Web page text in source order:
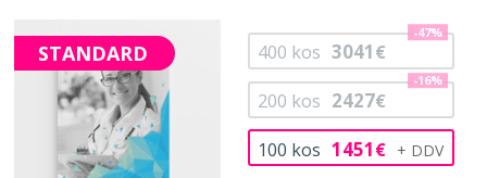
STANDARD
100 kos 1451€
200 kos 2427€
-16%
400 kos 3041€
-47%